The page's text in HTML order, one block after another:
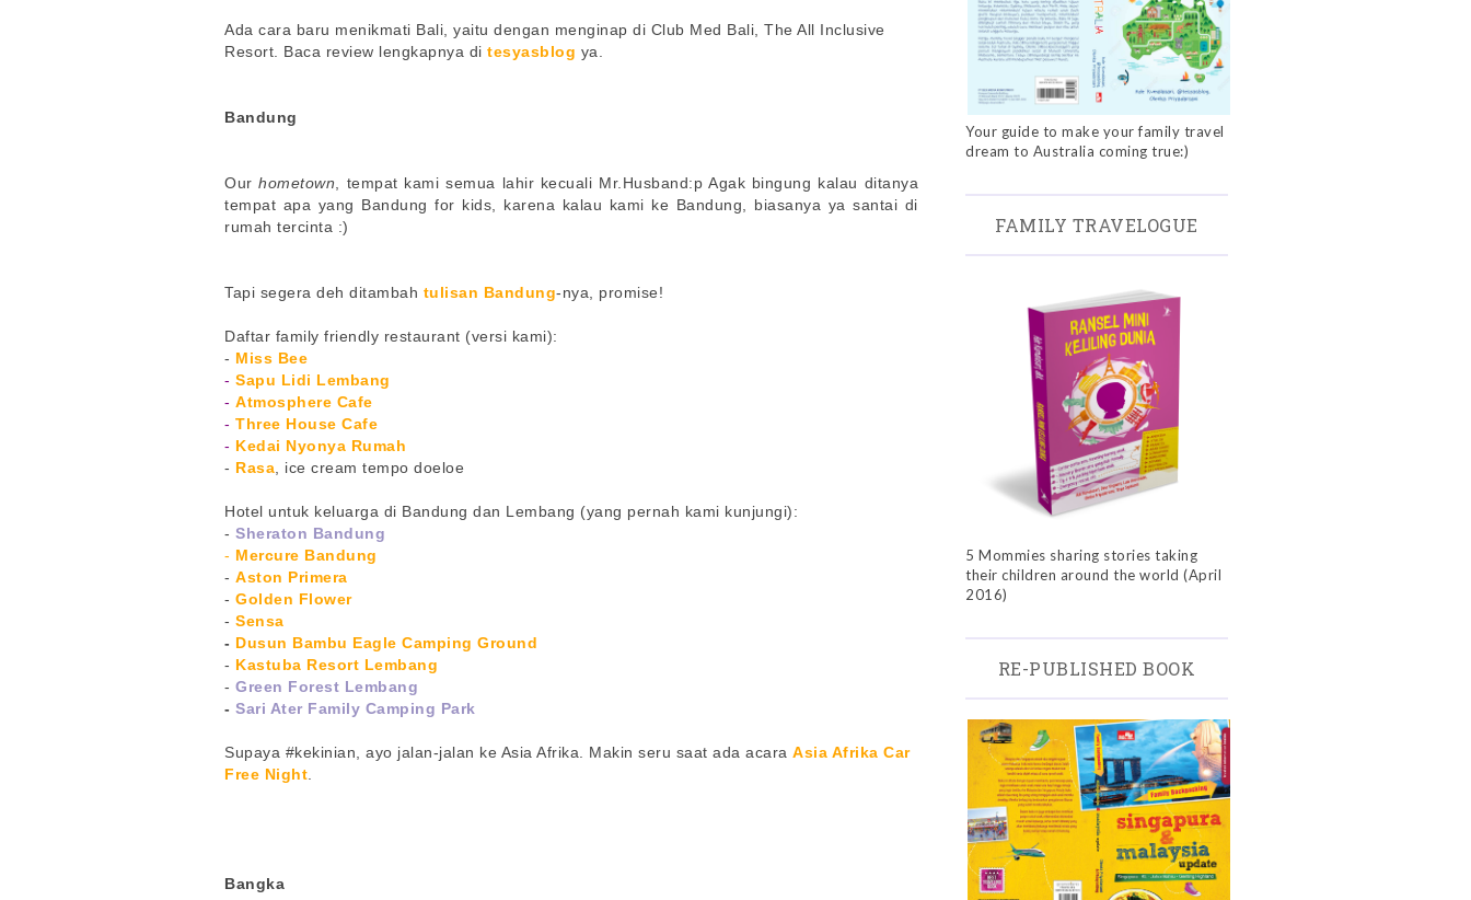
Ada cara baru menikmati Bali, yaitu dengan menginap di Club Med Bali, The All Inclusive
Resort. Baca review lengkapnya di tesyasblog ya.
Bandung
Ourhometown, tempat kami semua lahir kecuali Mr.Husband:p Agak bingung kalau ditanya
tempat apa yang Bandung for kids, karena kalau kami ke Bandung, biasanya ya santai di
rumah tercinta :)
Tapi segera deh ditambah tulisan Bandung-nya, promise!
Daftar family friendly restaurant (versi kami):
- Miss Bee
- Sapu Lidi Lembang
- Atmosphere Cafe
- Three House Cafe
- Kedai Nyonya Rumah
- Rasa, ice cream tempo doeloe
Hotel untuk keluarga di Bandung dan Lembang (yang pernah kami kunjungi):
- Sheraton Bandung
- Mercure Bandung
- Aston Primera
- Golden Flower
- Sensa
- Dusun Bambu Eagle Camping Ground
- Kastuba Resort Lembang
- Green Forest Lembang
- Sari Ater Family Camping Park
Supaya #kekinian, ayo jalan-jalan ke Asia Afrika. Makin seru saat ada acara Asia Afrika Car
Free Night.
Bangka
Your guide to make your family travel
dream to Australia coming true:)
FAMILY TRAVELOGUE
5 Mommies sharing stories taking
their children around the world (April
2016)
RE-PUBLISHED BOOK